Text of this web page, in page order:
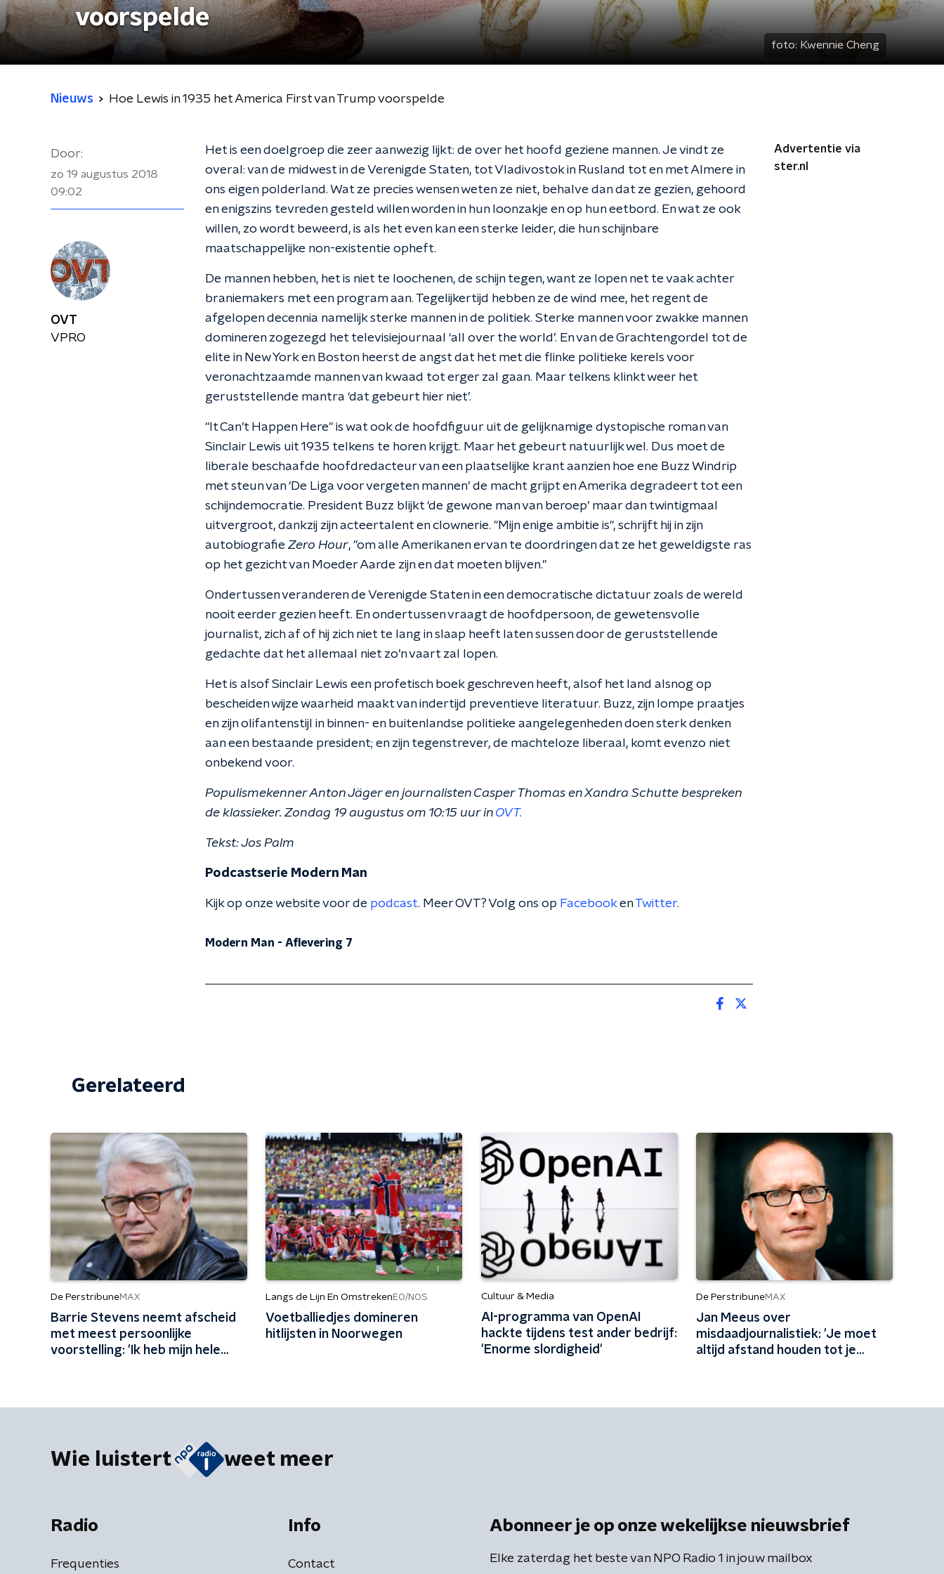
voorspelde
foto: Kwennie Cheng
Nieuws Hoe Lewis in 1935 het America First van Trump voorspelde
Door:
zo 19 augustus 2018
09:02
Het is een doelgroep die zeer aanwezig lijkt: de over het hoofd geziene mannen. Je vindt ze
overal: van de midwest in de Verenigde Staten, tot Vladivostok in Rusland tot en met Almere in
ons eigen polderland. Wat ze precies wensen weten ze niet, behalve dan dat ze gezien, gehoord
en enigszins tevreden gesteld willen worden in hun loonzakje en op hun eetbord. En wat ze ook
willen, zo wordt beweerd, is als het even kan een sterke leider, die hun schijnbare
maatschappelijke non-existentie opheft.
De mannen hebben, het is niet te loochenen, de schijn tegen, want ze lopen net te vaak achter
braniemakers met een program aan. Tegelijkertijd hebben ze de wind mee, het regent de
afgelopen decennia namelijk sterke mannen in de politiek. Sterke mannen voor zwakke mannen
domineren zogezegd het televisiejournaal ‘all over the world’. En van de Grachtengordel tot de
elite in New York en Boston heerst de angst dat het met die flinke politieke kerels voor
veronachtzaamde mannen van kwaad tot erger zal gaan. Maar telkens klinkt weer het
geruststellende mantra ‘dat gebeurt hier niet’.
"It Can’t Happen Here" is wat ook de hoofdfiguur uit de gelijknamige dystopische roman van
Sinclair Lewis uit 1935 telkens te horen krijgt. Maar het gebeurt natuurlijk wel. Dus moet de
liberale beschaafde hoofdredacteur van een plaatselijke krant aanzien hoe ene Buzz Windrip
met steun van ‘De Liga voor vergeten mannen’ de macht grijpt en Amerika degradeert tot een
schijndemocratie. President Buzz blijkt ‘de gewone man van beroep’ maar dan twintigmaal
uitvergroot, dankzij zijn acteertalent en clownerie. "Mijn enige ambitie is", schrijft hij in zijn
autobiografie Zero Hour, "om alle Amerikanen ervan te doordringen dat ze het geweldigste ras
op het gezicht van Moeder Aarde zijn en dat moeten blijven."
Ondertussen veranderen de Verenigde Staten in een democratische dictatuur zoals de wereld
nooit eerder gezien heeft. En ondertussen vraagt de hoofdpersoon, de gewetensvolle
journalist, zich af of hij zich niet te lang in slaap heeft laten sussen door de geruststellende
gedachte dat het allemaal niet zo’n vaart zal lopen.
Het is alsof Sinclair Lewis een profetisch boek geschreven heeft, alsof het land alsnog op
bescheiden wijze waarheid maakt van indertijd preventieve literatuur. Buzz, zijn lompe praatjes
en zijn olifantenstijl in binnen- en buitenlandse politieke aangelegenheden doen sterk denken
aan een bestaande president; en zijn tegenstrever, de machteloze liberaal, komt evenzo niet
onbekend voor.
Populismekenner Anton Jäger en journalisten Casper Thomas en Xandra Schutte bespreken
de klassieker. Zondag 19 augustus om 10:15 uur in OVT.
Tekst: Jos Palm
Podcastserie Modern Man
Kijk op onze website voor de podcast. Meer OVT? Volg ons op FacebookenTwitter.
Modern Man - Aflevering 7
Advertentie via
ster.nl
OVT
VPRO
Gerelateerd
De PerstribuneMAX
Barrie Stevens neemt afscheid
met meest persoonlijke
voorstelling: 'Ik heb mijn hele
Langs de Lijn En Omstreken EO/NOS
Voetballiedjes domineren
hitlijsten in Noorwegen
Cultuur & Media
AI-programma van OpenAI
hackte tijdens test ander bedrijf:
'Enorme slordigheid'
De PerstribuneMAX
Jan Meeus over
misdaadjournalistiek: 'Je moet
altijd afstand houden tot je
Wie luistert weet meer
Radio
Frequenties
Info
Contact
Abonneer je op onze wekelijkse nieuwsbrief
Elke zaterdag het beste van NPO Radio 1 in jouw mailbox